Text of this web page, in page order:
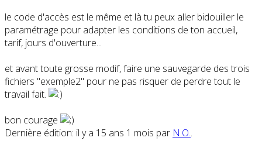
le code d'accès est le même et là tu peux aller bidouiller le
paramétrage pour adapter les conditions de ton accueil,
tarif, jours d'ouverture...
et avant toute grosse modif, faire une sauvegarde des trois
fichiers "exemple2" pour ne pas risquer de perdre tout le
travail fait.
bon courage
Dernière édition: il y a 15 ans 1 mois par N.O..